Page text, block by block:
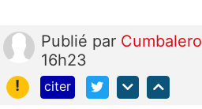
Publié par Cumbalero
16h23
!
citer